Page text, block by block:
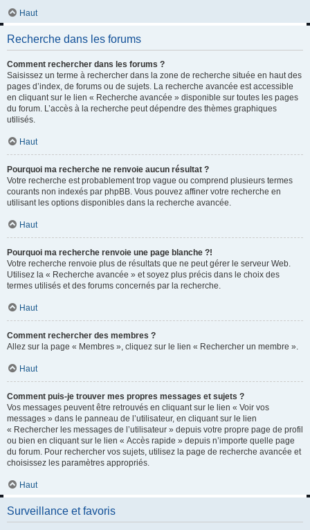
Haut
Recherche dans les forums
Comment rechercher dans les forums ?
Saisissez un terme à rechercher dans la zone de recherche située en haut des
pages d’index, de forums ou de sujets. La recherche avancée est accessible
en cliquant sur le lien « Recherche avancée » disponible sur toutes les pages
du forum. L’accès à la recherche peut dépendre des thèmes graphiques
utilisés.
Haut
Pourquoi ma recherche ne renvoie aucun résultat ?
Votre recherche est probablement trop vague ou comprend plusieurs termes
courants non indexés par phpBB. Vous pouvez affiner votre recherche en
utilisant les options disponibles dans la recherche avancée.
Haut
Pourquoi ma recherche renvoie une page blanche ?!
Votre recherche renvoie plus de résultats que ne peut gérer le serveur Web.
Utilisez la « Recherche avancée » et soyez plus précis dans le choix des
termes utilisés et des forums concernés par la recherche.
Haut
Comment rechercher des membres ?
Allez sur la page « Membres », cliquez sur le lien « Rechercher un membre ».
Haut
Comment puis-je trouver mes propres messages et sujets ?
Vos messages peuvent être retrouvés en cliquant sur le lien « Voir vos
messages » dans le panneau de l’utilisateur, en cliquant sur le lien
« Rechercher les messages de l’utilisateur » depuis votre propre page de profil
ou bien en cliquant sur le lien « Accès rapide » depuis n’importe quelle page
du forum. Pour rechercher vos sujets, utilisez la page de recherche avancée et
choisissez les paramètres appropriés.
Haut
Surveillance et favoris